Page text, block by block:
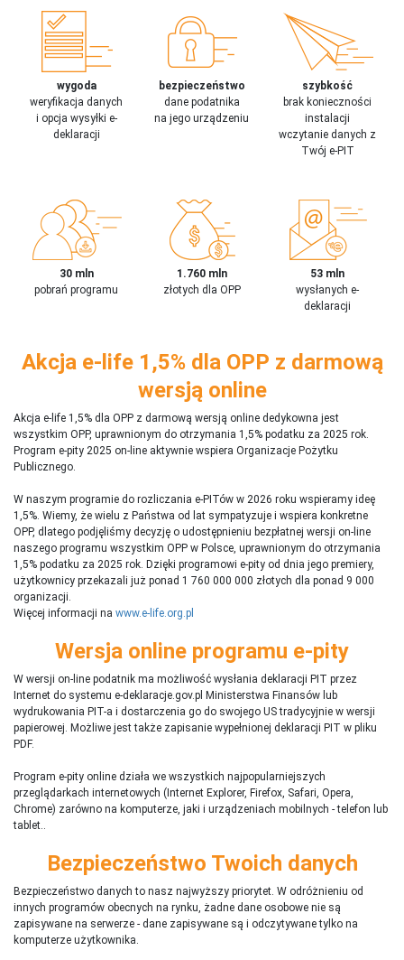
wygoda
weryfikacja danych
i opcja wysyłki e-
deklaracji
bezpieczeństwo
dane podatnika
na jego urządzeniu
szybkość
brak konieczności
instalacji
wczytanie danych z
Twój e-PIT
30 mln
pobrań programu
1.760 mln
złotych dla OPP
53 mln
wysłanych e-
deklaracji
Akcja e-life 1,5% dla OPP z darmową
wersją online
Akcja e-life 1,5% dla OPP z darmową wersją online dedykowna jest
wszystkim OPP, uprawnionym do otrzymania 1,5% podatku za 2025 rok.
Program e-pity 2025 on-line aktywnie wspiera Organizacje Pożytku
Publicznego.
W naszym programie do rozliczania e-PITów w 2026 roku wspieramy ideę
1,5%. Wiemy, że wielu z Państwa od lat sympatyzuje i wspiera konkretne
OPP, dlatego podjęliśmy decyzję o udostępnieniu bezpłatnej wersji on-line
naszego programu wszystkim OPP w Polsce, uprawnionym do otrzymania
1,5% podatku za 2025 rok. Dzięki programowi e-pity od dnia jego premiery,
użytkownicy przekazali już ponad 1 760 000 000 złotych dla ponad 9 000
organizacji.
Więcej informacji na www.e-life.org.pl
Wersja online programu e-pity
W wersji on-line podatnik ma możliwość wysłania deklaracji PIT przez
Internet do systemu e-deklaracje.gov.pl Ministerstwa Finansów lub
wydrukowania PIT-a i dostarczenia go do swojego US tradycyjnie w wersji
papierowej. Możliwe jest także zapisanie wypełnionej deklaracji PIT w pliku
PDF.
Program e-pity online działa we wszystkich najpopularniejszych
przeglądarkach internetowych (Internet Explorer, Firefox, Safari, Opera,
Chrome) zarówno na komputerze, jaki i urządzeniach mobilnych - telefon lub
tablet..
Bezpieczeństwo Twoich danych
Bezpieczeństwo danych to nasz najwyższy priorytet. W odróżnieniu od
innych programów obecnych na rynku, żadne dane osobowe nie są
zapisywane na serwerze - dane zapisywane są i odczytywane tylko na
komputerze użytkownika.